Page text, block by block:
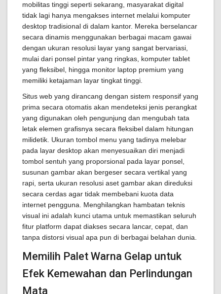
mobilitas tinggi seperti sekarang, masyarakat digital
tidak lagi hanya mengakses internet melalui komputer
desktop tradisional di dalam kantor. Mereka berselancar
secara dinamis menggunakan berbagai macam gawai
dengan ukuran resolusi layar yang sangat bervariasi,
mulai dari ponsel pintar yang ringkas, komputer tablet
yang fleksibel, hingga monitor laptop premium yang
memiliki ketajaman layar tingkat tinggi.
Situs web yang dirancang dengan sistem responsif yang
prima secara otomatis akan mendeteksi jenis perangkat
yang digunakan oleh pengunjung dan mengubah tata
letak elemen grafisnya secara fleksibel dalam hitungan
milidetik. Ukuran tombol menu yang tadinya melebar
pada layar desktop akan menyesuaikan diri menjadi
tombol sentuh yang proporsional pada layar ponsel,
susunan gambar akan bergeser secara vertikal yang
rapi, serta ukuran resolusi aset gambar akan direduksi
secara cerdas agar tidak membebani kuota data
internet pengguna. Menghilangkan hambatan teknis
visual ini adalah kunci utama untuk memastikan seluruh
fitur platform dapat diakses secara lancar, cepat, dan
tanpa distorsi visual apa pun di berbagai belahan dunia.
Memilih Palet Warna Gelap untuk
Efek Kemewahan dan Perlindungan
Mata